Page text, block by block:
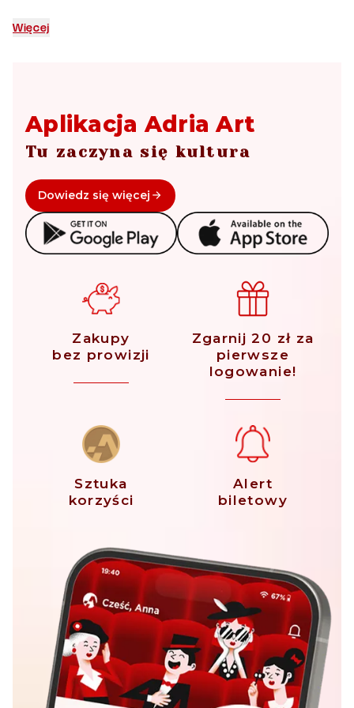
Więcej
Aplikacja Adria Art
Tu zaczyna się kultura
Dowiedz się więcej
Zakupy
bez prowizji
Zgarnij 20 zł za
pierwsze
logowanie!
Sztuka
korzyści
Alert
biletowy